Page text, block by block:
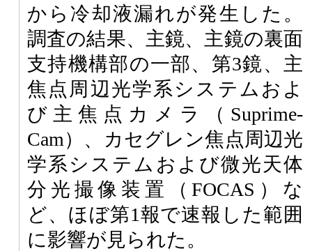
から冷却液漏れが発生した。
調査の結果、主鏡、主鏡の裏面
支持機構部の一部、第3鏡、主
焦点周辺光学系システムおよ
び主焦点カメラ（Suprime-
Cam）、カセグレン焦点周辺光
学系システムおよび微光天体
分光撮像装置（FOCAS）な
ど、ほぼ第1報で速報した範囲
に影響が見られた。